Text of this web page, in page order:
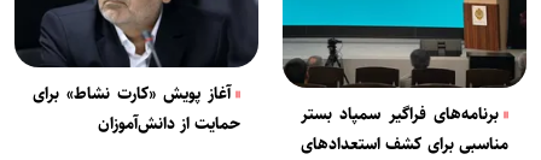
برنامه‌های فراگیر سمپاد بستر
مناسبی برای کشف استعدادهای
آغاز پویش «کارت نشاط» برای
حمایت از دانش‌آموزان